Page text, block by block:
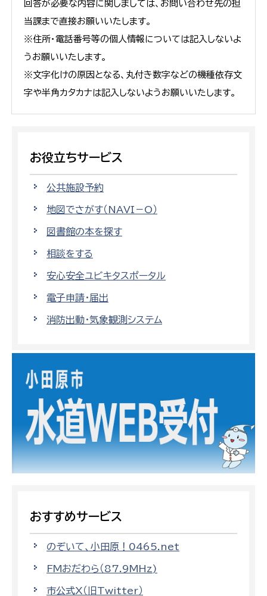
回答が必要な内容に関しましては、お問い合わせ先の担
当課まで直接お願いいたします。
※住所・電話番号等の個人情報については記入しないよ
うお願いいたします。
※文字化けの原因となる、丸付き数字などの機種依存文
字や半角カタカナは記入しないようお願いいたします。
お役立ちサービス
公共施設予約
地図でさがす（NAVI－O）
図書館の本を探す
相談をする
安心安全ユビキタスポータル
電子申請・届出
消防出動・気象観測システム
おすすめサービス
のぞいて、小田原！0465.net
FMおだわら（87.9MHz)
市公式X（旧Twitter）